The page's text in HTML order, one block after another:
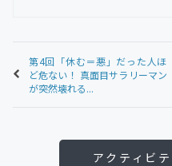
第4回「休む＝悪」だった人ほ
ど危ない！ 真面目サラリーマン
が突然壊れる...
アクティビ